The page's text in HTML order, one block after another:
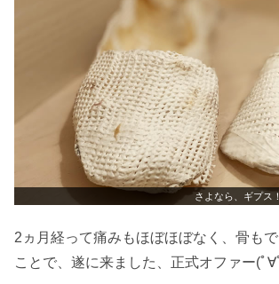
さよなら、ギプス
2ヵ月経って痛みもほぼほぼなく、骨も
ことで、遂に来ました、正式オファー(ﾟ∀